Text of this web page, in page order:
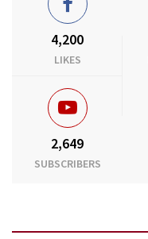
4,200
LIKES
2,649
SUBSCRIBERS